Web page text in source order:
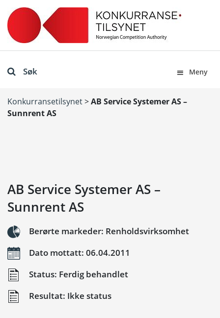
Søk Meny
Konkurransetilsynet>AB Service Systemer AS –
Sunnrent AS
AB Service Systemer AS –
Sunnrent AS
Berørte markeder: Renholdsvirksomhet
Dato mottatt: 06.04.2011
Status: Ferdig behandlet
Resultat: Ikke status